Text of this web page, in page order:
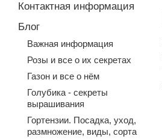
Контактная информация
Блог
Важная информация
Розы и все о их секретах
Газон и все о нём
Голубика - секреты
вырашивания
Гортензии. Посадка, уход,
размножение, виды, сорта